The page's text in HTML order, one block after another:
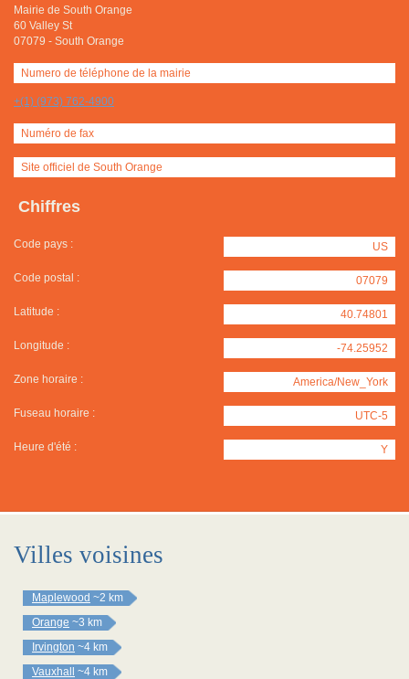
Mairie de South Orange
60 Valley St
07079 - South Orange
Numero de téléphone de la mairie
+(1) (973) 762-4900
Numéro de fax
Site officiel de South Orange
Chiffres
Code pays : US
Code postal : 07079
Latitude : 40.74801
Longitude : -74.25952
Zone horaire : America/New_York
Fuseau horaire : UTC-5
Heure d'été : Y
Villes voisines
Maplewood ~2 km
Orange ~3 km
Irvington ~4 km
Vauxhall
~4 km